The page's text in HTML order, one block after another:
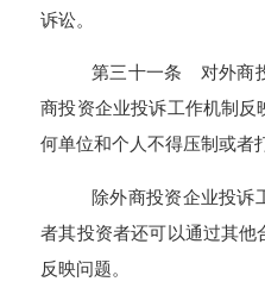
诉讼。
第三十一条 对外商
商投资企业投诉工作机制
何单位和个人不得压制或者
除外商投资企业投诉
者其投资者还可以通过其他
反映问题。